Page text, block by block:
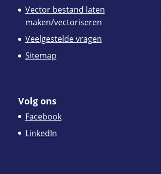
Vector bestand laten
maken/vectoriseren
Veelgestelde vragen
Sitemap
Volg ons
Facebook
LinkedIn